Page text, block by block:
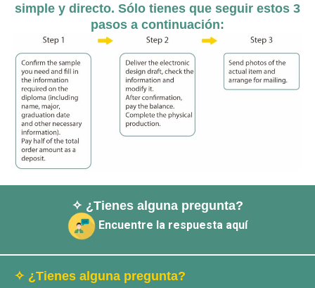
simple y directo. Sólo tienes que seguir estos 3
pasos a continuación:
✧ ¿Tienes alguna pregunta?
Encuentre la respuesta aquí
✧ ¿Tienes alguna pregunta?